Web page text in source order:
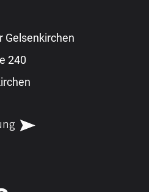
Gelsenkirchen
240